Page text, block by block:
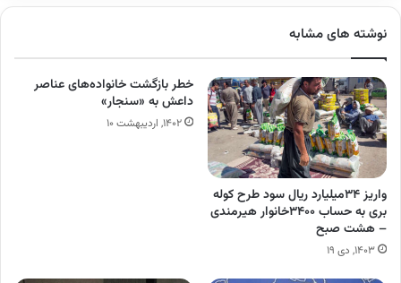
نوشته های مشابه
واریز ۳۴میلیارد ریال سود طرح کوله
بری به حساب ۳۴۰۰خانوار هیرمندی
– هشت صبح
۱۴۰۳, دی ۱۹
خطر بازگشت خانواده‌های عناصر
داعش به «سنجار»
۱۴۰۲, اردیبهشت ۱۰